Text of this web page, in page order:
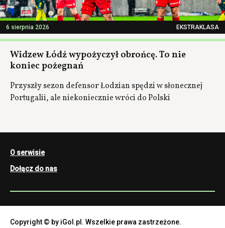
6 sierpnia 2026 EKSTRAKLASA
Widzew Łódź wypożyczył obrońcę. To nie
koniec pożegnań
Przyszły sezon defensor Łodzian spędzi w słonecznej
Portugalii, ale niekoniecznie wróci do Polski
O serwisie
Dołącz do nas
Copyright © by iGol.pl. Wszelkie prawa zastrzeżone.